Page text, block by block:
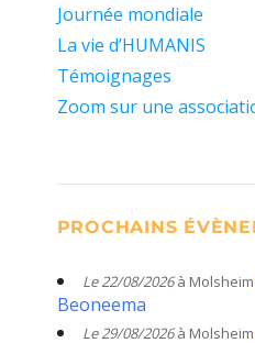
Journée mondiale
La vie d’HUMANIS
Témoignages
Zoom sur une
PROCHAINS
Le 22/08/2026à Molsheim
Beoneema
Le 29/08/2026à Molsheim